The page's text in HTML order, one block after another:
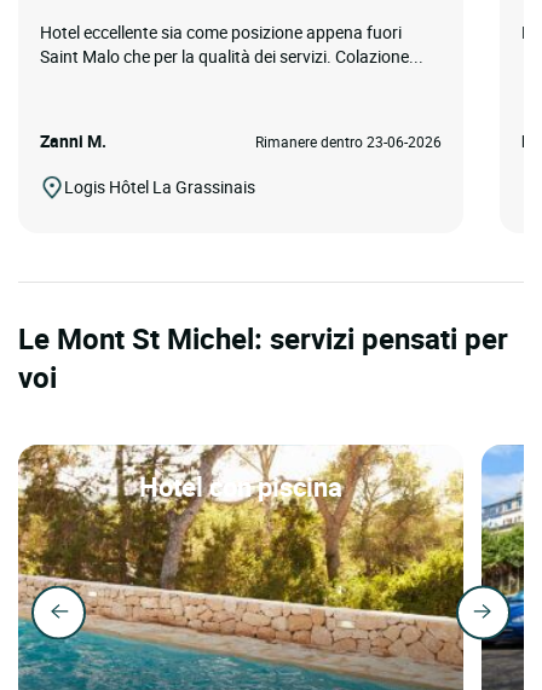
Hotel eccellente sia come posizione appena fuori
Saint Malo che per la qualità dei servizi. Colazione...
Zanni M. Rimanere dentro 23-06-2026
Logis Hôtel La Grassinais
Le Mont St Michel: servizi pensati per
voi
Hotel con piscina